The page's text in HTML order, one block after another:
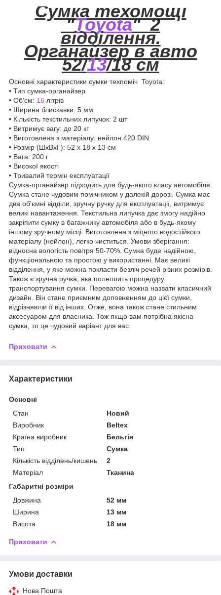
Сумка техомощі
"Toyota" 2
відділення.
Органайзер в авто
52/13/18 см
Основні характеристики сумки техпоміч Toyota:
• Тип сумка-органайзер
• Об'єм: 16 літрів
• Ширина блискавки: 5 мм
• Кількість текстильних липучок: 2 шт
• Витримує вагу: до 20 кг
• Виготовлена з матеріалу: нейлон 420 DIN
• Розмір (ШхВхГ): 52 х 18 х 13 см
• Вага: 200 г
• Високої якості
• Тривалий термін експлуатації
Сумка-органайзер підходить для будь-якого класу автомобіля.
Сумка стане чудовим помічником у далекій дорозі. Сумка має
два об'ємні відділи, зручну ручку для експлуатації, витримує
великі навантаження. Текстильна липучка дає змогу надійно
закріпити сумку в багажнику автомобіля або в будь-якому
іншому зручному місці. Виготовлена з міцного водостійкого
матеріалу (нейлон), легко чиститься. Умови зберігання:
відносна вологість повітря 50-70%. Сумка буде надійною,
функціональною та простою у використанні. Має великі
відділення, у яке можна покласти безліч речей різних розмірів.
Також є зручна ручка, яка полегшить процедуру
транспортування сумки. Перевагою можна назвати класичний
дизайн. Він стане приємним доповненням до цієї сумки,
відрізняючи її від інших. Отже, вона також стане стильним
аксесуаром для власника. Тож якщо вам потрібна якісна
сумка, то це чудовий варіант для вас.
Приховати
Характеристики
Основні
Стан
Новий
Виробник
Beltex
Країна виробник
Бельгія
Тип
Сумка
Кількість відділень/кишень
2
Матеріал
Тканина
Габаритні розміри
Довжина
52 мм
Ширина
13 мм
Висота
18 мм
Приховати
Умови доставки
Нова Пошта